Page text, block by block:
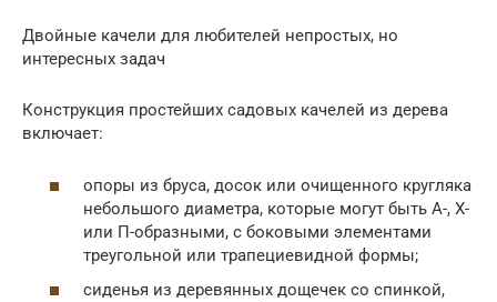
Двойные качели для любителей непростых, но
интересных задач
Конструкция простейших садовых качелей из дерева
включает:
опоры из бруса, досок или очищенного кругляка
небольшого диаметра, которые могут быть А-, Х-
или П-образными, с боковыми элементами
треугольной или трапециевидной формы;
сиденья из деревянных дощечек со спинкой,